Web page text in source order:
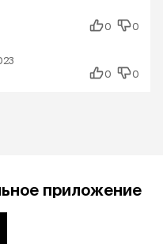
0
0
0
0
приложение